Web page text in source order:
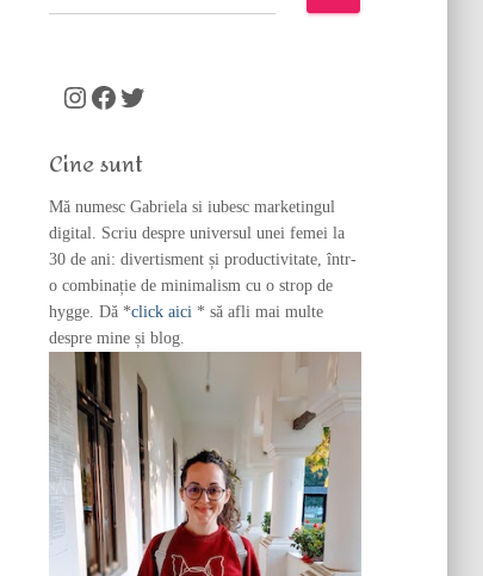
e
o
Instagram Facebook Twitter
Cine sunt
Mă numesc Gabriela si iubesc marketingul
digital. Scriu despre universul unei femei la
30 de ani: divertisment și productivitate, într-
o combinație de minimalism cu o strop de
hygge. Dă *click aici * să afli mai multe
despre mine și blog.